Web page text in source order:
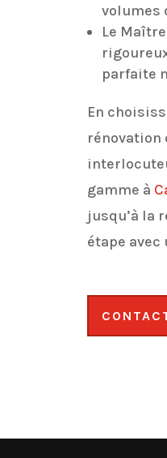
volumes
Le
parfaite
En
rénovation
gamme à
jusqu’à la
étape avec